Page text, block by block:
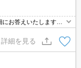
お答えいたします。
詳細を見る